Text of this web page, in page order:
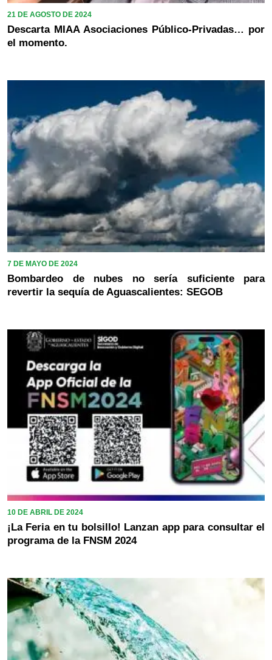
21 DE AGOSTO DE 2024
Descarta MIAA Asociaciones Público-Privadas… por
el momento.
7 DE MAYO DE 2024
Bombardeo de nubes no sería suficiente para
revertir la sequía de Aguascalientes: SEGOB
10 DE ABRIL DE 2024
¡La Feria en tu bolsillo! Lanzan app para consultar el
programa de la FNSM 2024